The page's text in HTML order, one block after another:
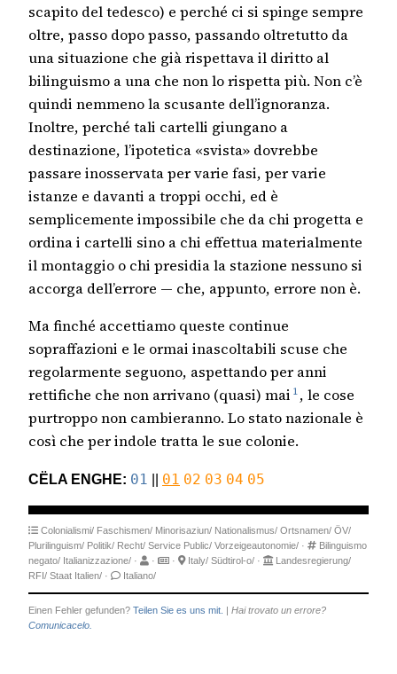
scapito del tedesco) e perché ci si spinge sempre
oltre, passo dopo passo, passando oltretutto da
una situazione che già rispettava il diritto al
bilinguismo a una che non lo rispetta più. Non c’è
quindi nemmeno la scusante dell’ignoranza.
Inoltre, perché tali cartelli giungano a
destinazione, l’ipotetica «svista» dovrebbe
passare inosservata per varie fasi, per varie
istanze e davanti a troppi occhi, ed è
semplicemente impossibile che da chi progetta e
ordina i cartelli sino a chi effettua materialmente
il montaggio o chi presidia la stazione nessuno si
accorga dell’errore — che, appunto, errore non è.
Ma finché accettiamo queste continue
sopraffazioni e le ormai inascoltabili scuse che
regolarmente seguono, aspettando per anni
rettifiche che non arrivano (quasi) mai 1, le cose
purtroppo non cambieranno. Lo stato nazionale è
così che per indole tratta le sue colonie.
CËLA ENGHE: 01 || 01 02 03 04 05
Colonialismi/ Faschismen/ Minorisaziun/ Nationalismus/ Ortsnamen/ ÖV/
Plurilinguism/ Politik/ Recht/ Service Public/ Vorzeigeautonomie/ ·
Bilinguismo
negato/ Italianizzazione/ · · · Italy/ Südtirol-o/ ·
Landesregierung/
RFI/ Staat Italien/ · Italiano/
Einen Fehler gefunden? Teilen Sie es uns mit. | Hai trovato un errore?
Comunicacelo.